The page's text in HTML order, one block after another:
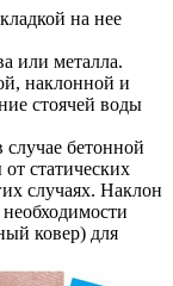
на нее
или металла.
наклонной и
стоячей воды
бетонной
статических
случаях. Наклон
ковер) для